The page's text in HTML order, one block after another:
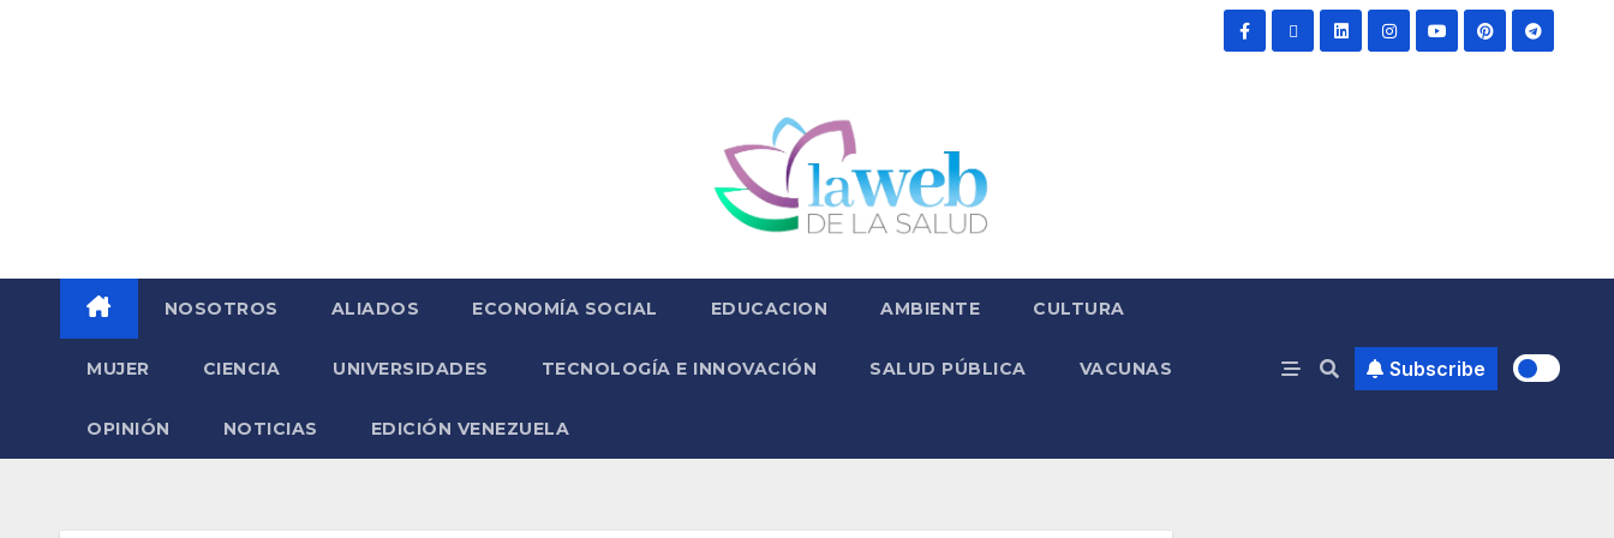
NOSOTROS ALIADOS ECONOMÍA SOCIAL EDUCACION AMBIENTE CULTURA
MUJER CIENCIA UNIVERSIDADES TECNOLOGÍA E INNOVACIÓN SALUD PÚBLICA VACUNAS
OPINIÓN NOTICIAS EDICIÓN VENEZUELA
Subscribe